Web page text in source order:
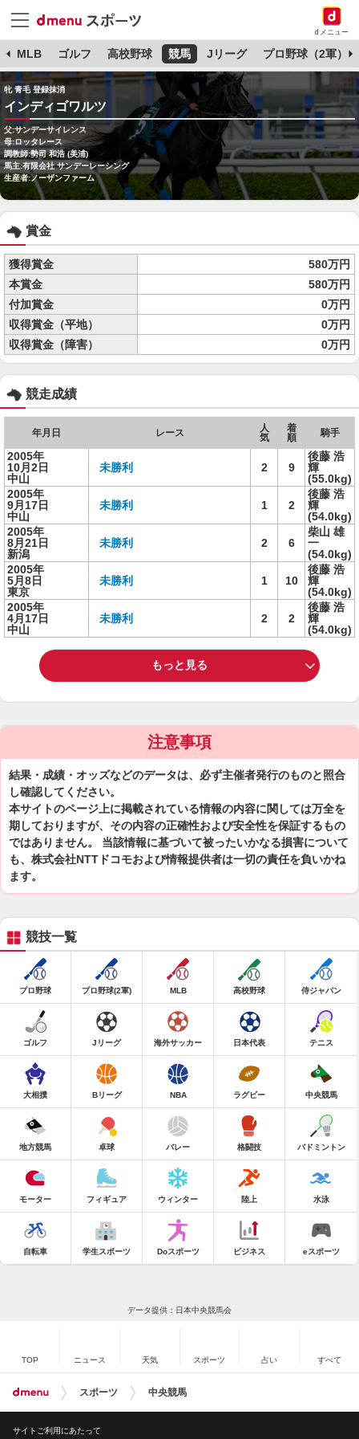
dメニュー
MLB ゴルフ 高校野球 競馬 Jリーグ プロ野球（2軍）
牝 青毛 登録抹消
インディゴワルツ
父:サンデーサイレンス
母:ロッタレース
調教師:勢司 和浩 (美浦)
馬主:有限会社 サンデーレーシング
生産者:ノーザンファーム
賞金
獲得賞金
580万円
本賞金
580万円
付加賞金
0万円
収得賞金（平地）
0万円
収得賞金（障害）
0万円
競走成績
年月日 レース
人
気
着
順
騎手
2005年
10月2日
中山
未勝利 2 9
後藤 浩
輝
(55.0kg)
2005年
9月17日
中山
未勝利 1 2
後藤 浩
輝
(54.0kg)
2005年
8月21日
新潟
未勝利 2 6
柴山 雄
一
(54.0kg)
2005年
5月8日
東京
未勝利 1 10
後藤 浩
輝
(54.0kg)
2005年
4月17日
中山
未勝利 2 2
後藤 浩
輝
(54.0kg)
もっと見る
注意事項
結果・成績・オッズなどのデータは、必ず主催者発行のものと照合
し確認してください。
本サイトのページ上に掲載されている情報の内容に関しては万全を
期しておりますが、その内容の正確性および安全性を保証するもの
ではありません。 当該情報に基づいて被ったいかなる損害について
も、株式会社NTTドコモおよび情報提供者は一切の責任を負いかね
ます。
競技一覧
プロ野球 プロ野球(2軍) MLB 高校野球 侍ジャパン
ゴルフ Jリーグ 海外サッカー 日本代表 テニス
大相撲 Bリーグ NBA ラグビー 中央競馬
地方競馬 卓球 バレー 格闘技 バドミントン
モーター フィギュア ウィンター 陸上 水泳
自転車 学生スポーツ Doスポーツ ビジネス eスポーツ
データ提供：日本中央競馬会
TOP ニュース 天気 スポーツ 占い すべて
スポーツ 中央競馬
サイトご利用にあたって